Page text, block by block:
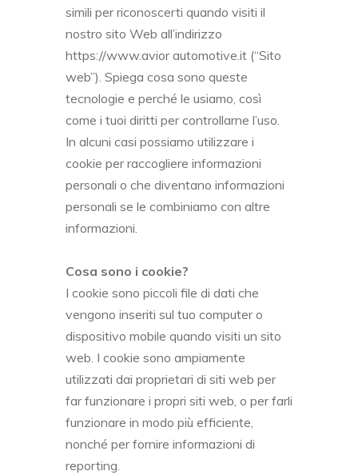
simili per riconoscerti quando visiti il
nostro sito Web all’indirizzo
https://www.avior automotive.it (“Sito
web”). Spiega cosa sono queste
tecnologie e perché le usiamo, così
come i tuoi diritti per controllarne l’uso.
In alcuni casi possiamo utilizzare i
cookie per raccogliere informazioni
personali o che diventano informazioni
personali se le combiniamo con altre
informazioni.
Cosa sono i cookie?
I cookie sono piccoli file di dati che
vengono inseriti sul tuo computer o
dispositivo mobile quando visiti un sito
web. I cookie sono ampiamente
utilizzati dai proprietari di siti web per
far funzionare i propri siti web, o per farli
funzionare in modo più efficiente,
nonché per fornire informazioni di
reporting.